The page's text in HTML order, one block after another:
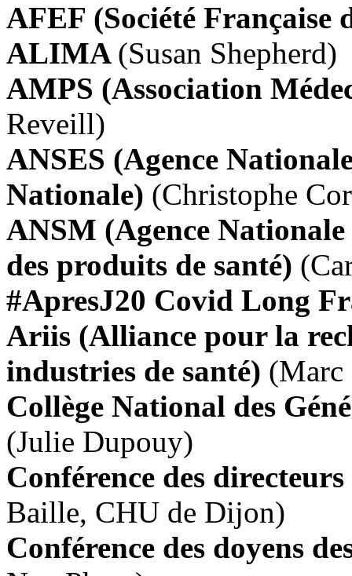
AFEF (Société Française
ALIMA (Susan Shepherd)
AMPS (Association
Reveill)
ANSES (Agence
Nationale) (Christophe
ANSM (Agence
des produits de santé)
#ApresJ20 Covid Long
Ariis (Alliance pour la
industries de santé)
Collège National des
(Julie Dupouy)
Conférence des
Baille, CHU de Dijon)
Conférence des doyens